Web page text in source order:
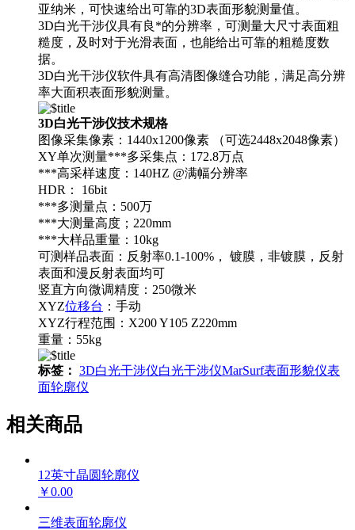
亚纳米，可快速给出可靠的3D表面形貌测量值。
3D白光干涉仪具有良*的分辨率，可测量大尺寸表面粗
糙度，及时对于光滑表面，也能给出可靠的粗糙度数
据。
3D白光干涉仪软件具有高清图像缝合功能，满足高分辨
率大面积表面形貌测量。
3D白光干涉仪技术规格
图像采集像素：1440x1200像素 （可选2448x2048像素）
XY单次测量***多采集点：172.8万点
***高采样速度：140HZ @满幅分辨率
HDR： 16bit
***多测量点：500万
***大测量高度；220mm
***大样品重量：10kg
可测样品表面：反射率0.1-100%， 镀膜，非镀膜，反射
表面和漫反射表面均可
竖直方向微调精度：250微米
XYZ位移台 ：手动
XYZ行程范围：X200 Y105 Z220mm
重量：55kg
标签： 3D白光干涉仪白光干涉仪MarSurf表面形貌仪表
面轮廓仪
相关商品
12英寸晶圆轮廓仪
￥0.00
三维表面轮廓仪